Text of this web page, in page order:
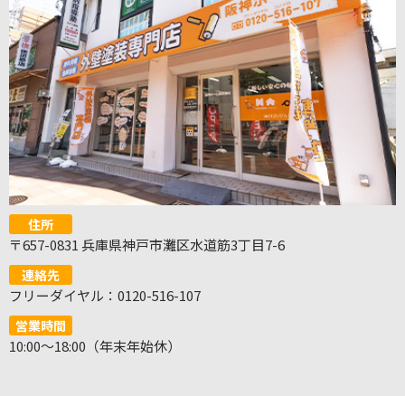
住所
〒657-0831 兵庫県神戸市灘区水道筋3丁目7-6
連絡先
フリーダイヤル：0120-516-107
営業時間
10:00～18:00（年末年始休）